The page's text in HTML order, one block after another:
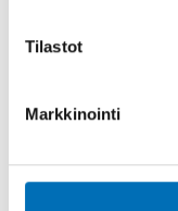
Tilastot
Markkinointi